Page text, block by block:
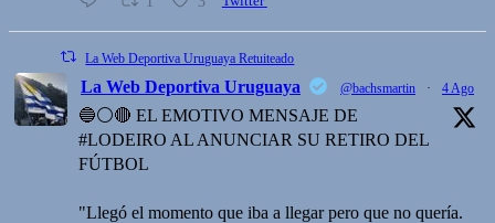
La Web Deportiva Uruguaya Retuiteado
La Web Deportiva Uruguaya @bachsmartin · 4 Ago
🔵⚪️🔴 EL EMOTIVO MENSAJE DE
#LODEIRO AL ANUNCIAR SU RETIRO DEL
FÚTBOL
"Llegó el momento que iba a llegar pero que no quería.